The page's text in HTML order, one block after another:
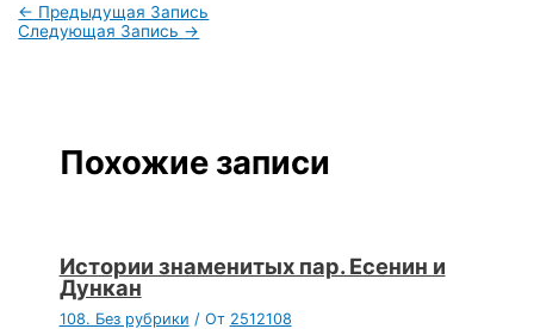
← Предыдущая Запись
Следующая Запись →
Похожие записи
Истории знаменитых пар. Есенин и
Дункан
108. Без рубрики / От 2512108